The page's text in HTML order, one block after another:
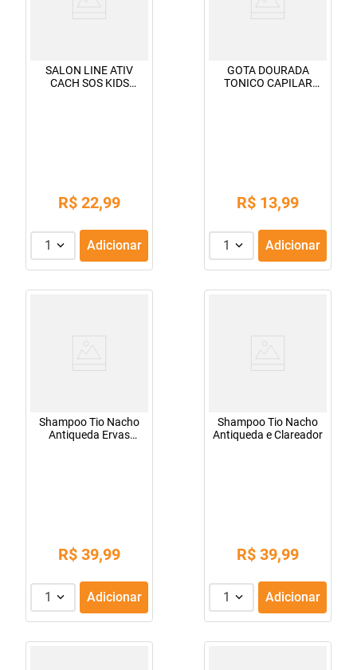
SALON LINE ATIV
CACH SOS KIDS
R$ 22,99
1 Adicionar
GOTA DOURADA
TONICO CAPILAR
R$ 13,99
1 Adicionar
Shampoo Tio Nacho
Antiqueda Ervas
R$ 39,99
1 Adicionar
Shampoo Tio Nacho
Antiqueda e Clareador
R$ 39,99
1 Adicionar